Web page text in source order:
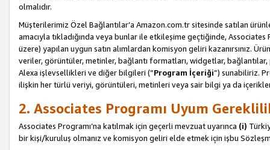
olmalıdır.
Müşterilerimiz Özel Bağlantılar’a Amazon.com.tr sitesinde satılan
amacıyla tıkladığında veya bunlar ile etkileşime geçtiğinde,
üzere) yapılan uygun satın alımlardan komisyon geliri kazanırsınız.
veriler, görüntüler, metinler, bağlantı formatları, widgetlar,
Alexa işlevsellikleri ve diğer bilgileri (”Program İçeriği”) sunabiliriz.
ilişkin her türlü veriyi, görüntüleri, metinleri veya sair bilgi ya da içerikleri
2. Associates Programı Uyum
Associates Programı’na katılmak için geçerli mevzuat uyarınca (i)
bir kişi/kuruluş olmanız ve komisyon geliri elde etmek için işbu